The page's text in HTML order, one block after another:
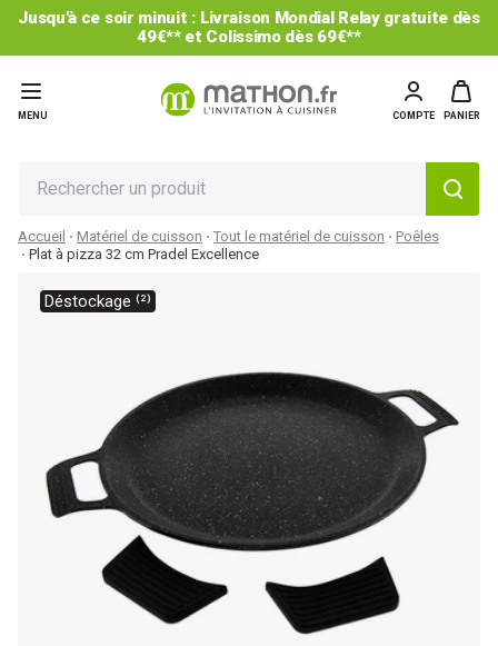
Jusqu'à ce soir minuit : Livraison Mondial Relay gratuite dès
49€** et Colissimo dès 69€**
MENU COMPTE PANIER
Accueil Matériel de cuisson Tout le matériel de cuisson
Poêles
Plat à pizza 32 cm Pradel Excellence
Déstockage ⁽²⁾